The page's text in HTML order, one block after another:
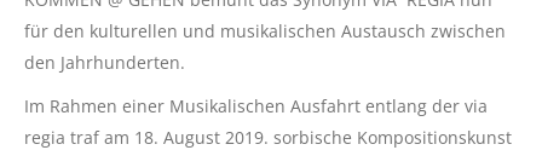
für den kulturellen und musikalischen Austausch zwischen
den Jahrhunderten.
Im Rahmen einer Musikalischen Ausfahrt entlang der via
regia traf am 18. August 2019. sorbische Kompositionskunst